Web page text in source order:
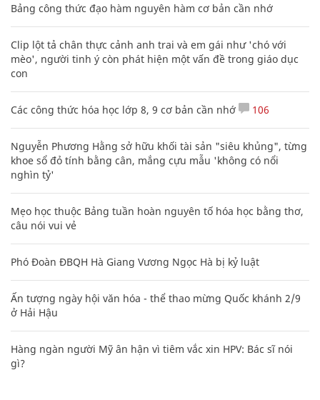
Bảng công thức đạo hàm nguyên hàm cơ bản cần nhớ
Clip lột tả chân thực cảnh anh trai và em gái như 'chó với
mèo', người tinh ý còn phát hiện một vấn đề trong giáo dục
con
Các công thức hóa học lớp 8, 9 cơ bản cần nhớ 106
Nguyễn Phương Hằng sở hữu khối tài sản "siêu khủng", từng
khoe sổ đỏ tính bằng cân, mắng cựu mẫu 'không có nổi
nghìn tỷ'
Mẹo học thuộc Bảng tuần hoàn nguyên tố hóa học bằng thơ,
câu nói vui vẻ
Phó Đoàn ĐBQH Hà Giang Vương Ngọc Hà bị kỷ luật
Ấn tượng ngày hội văn hóa - thể thao mừng Quốc khánh 2/9
ở Hải Hậu
Hàng ngàn người Mỹ ân hận vì tiêm vắc xin HPV: Bác sĩ nói
gì?